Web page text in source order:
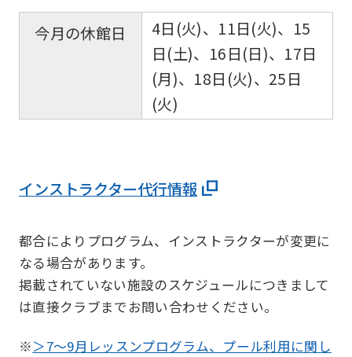
今月の休館日
4日(火)、11日(火)、15
日(土)、16日(日)、17日
(月)、18日(火)、25日
(火)
インストラクター代行情報
都合によりプログラム、インストラクターが変更に
なる場合があります。
掲載されていない施設のスケジュールにつきまして
は直接クラブまでお問い合わせください。
※＞7～9月レッスンプログラム、プール利用に関し